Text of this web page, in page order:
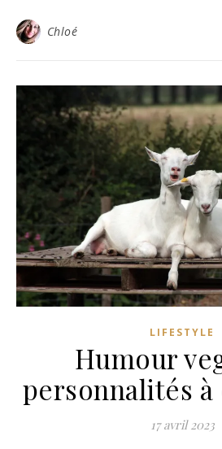
Chloé
LIFESTYLE
Humour
personnalités
17 avril 2023